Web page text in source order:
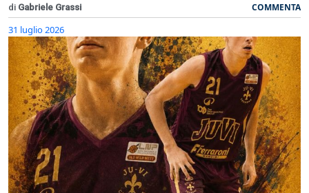
di Gabriele Grassi COMMENTA
31 luglio 2026